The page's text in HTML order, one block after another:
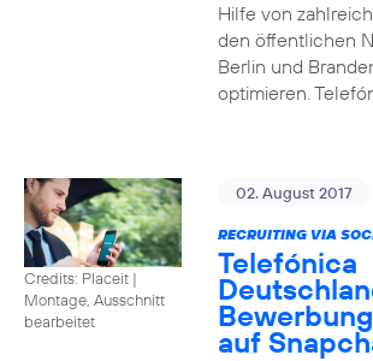
Hilfe von
den öffentlichen
Berlin und
optimieren.
Credits: Placeit |
Montage, Ausschnitt
bearbeitet
02. August 2017
RECRUITING VIA
Telefónica
auf